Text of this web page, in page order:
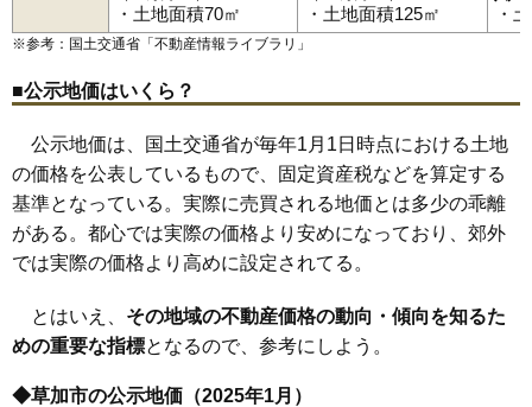
・土地面積70㎡ ・土地面積125㎡ ・
※参考：国土交通省「不動産情報ライブラリ 」
■公示地価はいくら？
公示地価は、国土交通省が毎年1月1日時点における土地
の価格を公表しているもので、固定資産税などを算定する
基準となっている。実際に売買される地価とは多少の乖離
がある。都心では実際の価格より安めになっており、郊外
では実際の価格より高めに設定されてる。
とはいえ、 その地域の不動産価格の動向・傾向を知るた
めの重要な指標となるので、参考にしよう。
◆草加市の公示地価（2025年1月）
清門草加高砂中央 苗塚町中根西町新里町
原町氷川町弁天松江松原谷塚上町谷塚町谷塚仲町柳島町
吉町 両新田西町両新田東町 瀬崎 谷塚
谷塚駅草加駅獨協大学前駅新田駅